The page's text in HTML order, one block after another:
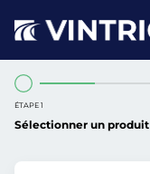
ÉTAPE 1
Sélectionner un produit